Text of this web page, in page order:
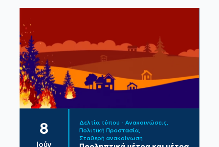
8
Ιούν
Δελτία τύπου - Ανακοινώσεις
Πολιτική Προστασία
Σταθερή ανακοίνωση